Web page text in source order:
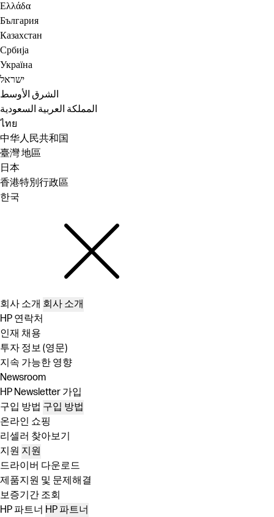
Ελλάδα
България
Казахстан
Србија
Україна
ישראל
الشرق الأوسط
المملكة العربية السعودية
ไทย
中华人民共和国
臺灣 地區
日本
香港特別行政區
한국
회사 소개 회사 소개
HP 연락처
인재 채용
투자 정보 (영문)
지속 가능한 영향
Newsroom
HP Newsletter 가입
구입 방법 구입 방법
온라인 쇼핑
리셀러 찾아보기
지원 지원
드라이버 다운로드
제품지원 및 문제해결
보증기간 조회
HP 파트너 HP 파트너